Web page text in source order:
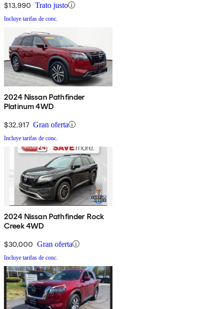
$13,990 Trato justo
Incluye tarifas de conc.
2024 Nissan Pathfinder
Platinum 4WD
$32,917 Gran oferta
Incluye tarifas de conc.
2024 Nissan Pathfinder Rock
Creek 4WD
$30,000 Gran oferta
Incluye tarifas de conc.